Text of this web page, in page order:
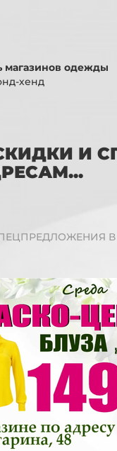
магазинов одежды
хенд
И